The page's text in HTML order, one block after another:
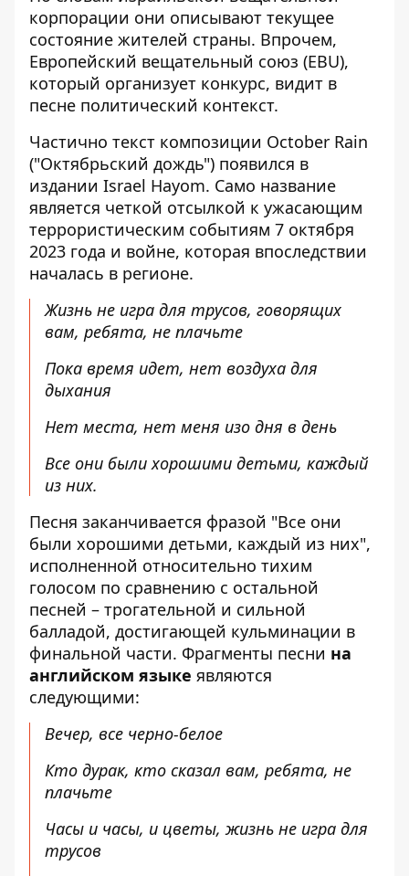
корпорации они описывают текущее
состояние жителей страны. Впрочем,
Европейский вещательный союз (EBU),
который организует конкурс, видит в
песне политический контекст.
Частично текст композиции October Rain
("Октябрьский дождь") появился в
издании Israel Hayom. Само название
является четкой отсылкой к ужасающим
террористическим событиям 7 октября
2023 года и войне, которая впоследствии
началась в регионе.
Жизнь не игра для трусов, говорящих
вам, ребята, не плачьте
Пока время идет, нет воздуха для
дыхания
Нет места, нет меня изо дня в день
Все они были хорошими детьми, каждый
из них.
Песня заканчивается фразой "Все они
были хорошими детьми, каждый из них",
исполненной относительно тихим
голосом по сравнению с остальной
песней – трогательной и сильной
балладой, достигающей кульминации в
финальной части. Фрагменты песни на
английском языке являются
следующими:
Вечер, все черно-белое
Кто дурак, кто сказал вам, ребята, не
плачьте
Часы и часы, и цветы, жизнь не игра для
трусов